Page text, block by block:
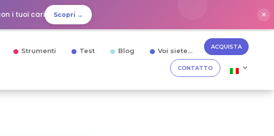
i tuoi cari Scopri → ✕
Strumenti Test Blog Voi siete… ACQUISTA
CONTATTO